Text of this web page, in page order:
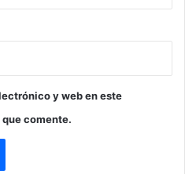
y web en este
comente.